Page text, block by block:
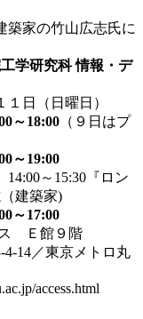
築家の竹山広志氏に
学研究科 情報・デ
日（日曜日）
～18:00 （９日はプ
～19:00
『ロン
建築家)
～17:00
Ｅ館９階
東京メトロ丸